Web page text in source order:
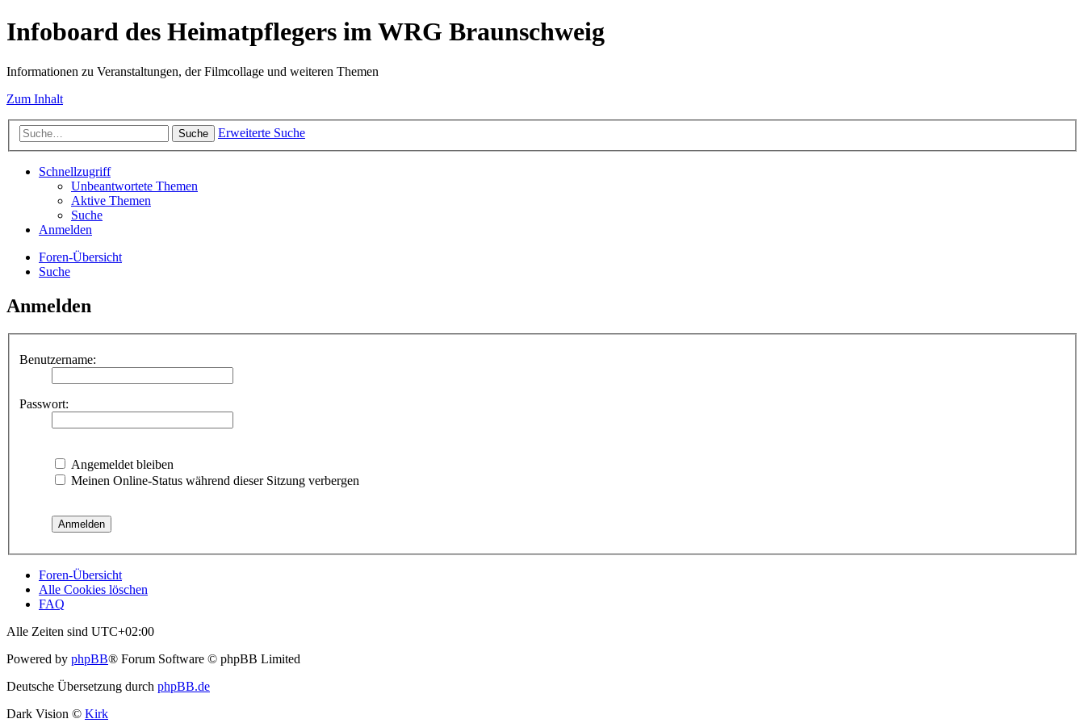
Infoboard des Heimatpflegers im WRG Braunschweig
Informationen zu Veranstaltungen, der Filmcollage und weiteren Themen
Zum Inhalt
Suche Erweiterte Suche
Schnellzugriff
Unbeantwortete Themen
Aktive Themen
Suche
Anmelden
Foren-Übersicht
Suche
Anmelden
Benutzername:
Passwort:
Angemeldet bleiben
Meinen Online-Status während dieser Sitzung verbergen
Foren-Übersicht
Alle Cookies löschen
FAQ
Alle Zeiten sind UTC+02:00
Powered by phpBB® Forum Software © phpBB Limited
Deutsche Übersetzung durch phpBB.de
Dark Vision © Kirk